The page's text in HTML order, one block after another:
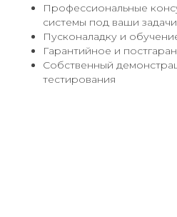
Профессиональные
системы под ваши задачи
Пусконаладку и
Гарантийное и
Собственный
тестирования